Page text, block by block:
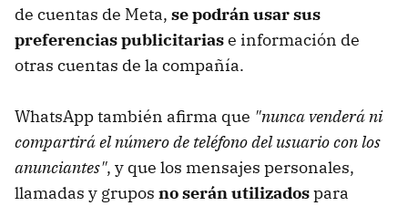
de cuentas de Meta, se podrán usar sus
preferencias publicitariase información de
otras cuentas de la compañía.
WhatsApp también afirma que "nunca venderá ni
compartirá el número de teléfono del usuario con los
anunciantes", y que los mensajes personales,
llamadas y grupos no serán utilizadospara